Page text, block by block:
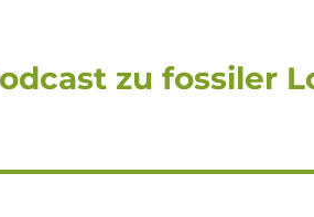
zu fossiler